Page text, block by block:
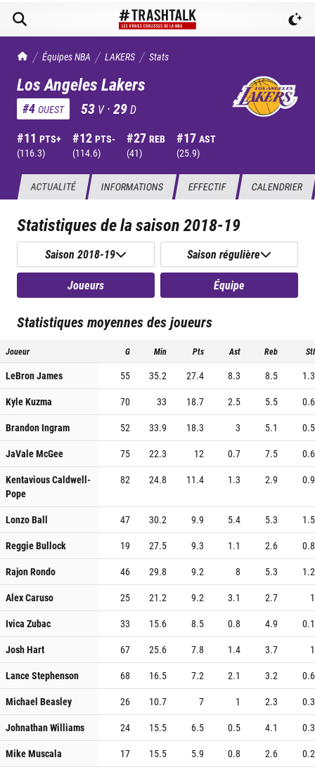
TrashTalk Actu NBA
Équipes NBA LAKERS Stats
Los Angeles Lakers
#4 OUEST 53 V ·29D
#11 PTS+
(116.3)
#12 PTS-
(114.6)
#27 REB
(41)
#17 AST
(25.9)
ACTUALITÉ INFORMATIONS EFFECTIF CALENDRIER
Statistiques de la saison2018-19
Saison 2018-19 Saison régulière
Joueurs Équipe
Statistiques moyennes des joueurs
Joueur G Min Pts Ast Reb Stl
LeBron James 55 35.2 27.4 8.3 8.5
1.3
Kyle Kuzma
70 33 18.7 2.5 5.5
0.6
Brandon Ingram
52 33.9 18.3 3 5.1
0.5
JaVale McGee
75 22.3 12 0.7 7.5
0.6
Kentavious Caldwell-
Pope
82 24.8 11.4 1.3 2.9 0.9
Lonzo Ball 47 30.2 9.9 5.4 5.3
1.5
Reggie Bullock
19 27.5 9.3 1.1 2.6
0.8
Rajon Rondo
46 29.8 9.2 8 5.3
1.2
Alex Caruso
25 21.2 9.2 3.1 2.7
1
Ivica Zubac
33 15.6 8.5 0.8 4.9
0.1
Josh Hart
67 25.6 7.8 1.4 3.7
1
Lance Stephenson
68 16.5 7.2 2.1 3.2
0.6
Michael Beasley
26 10.7 7 1 2.3
0.3
Johnathan Williams
24 15.5 6.5 0.5 4.1
0.3
Mike Muscala
17 15.5 5.9 0.8 2.6
0.2